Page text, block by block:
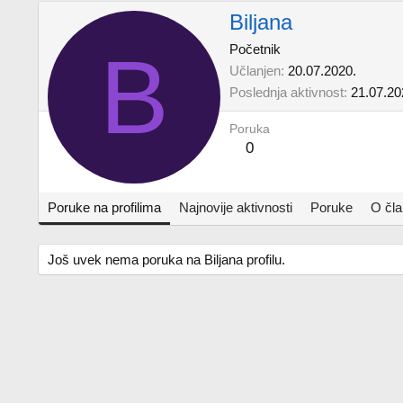
B
Biljana
Početnik
Učlanjen 20.07.2020.
Poslednja aktivnost
Poruka
0
Poruke na profilima Najnovije aktivnosti Poruke O
Još uvek nema poruka na Biljana profilu.